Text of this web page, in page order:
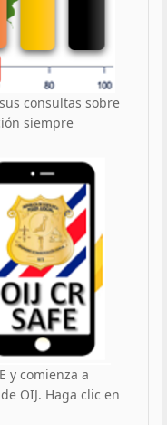
consultas sobre
siempre
y comienza a
OIJ. Haga clic en